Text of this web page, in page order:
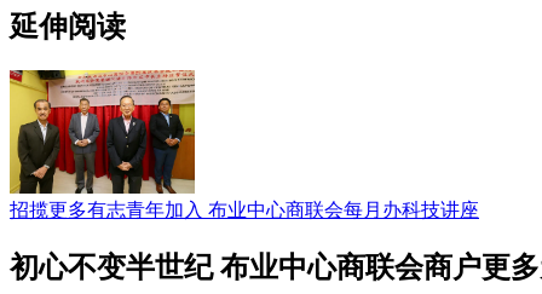
延伸阅读
招揽更多有志青年加入 布业中心商联会每月办科技讲座
初心不变半世纪 布业中心商联会商户更